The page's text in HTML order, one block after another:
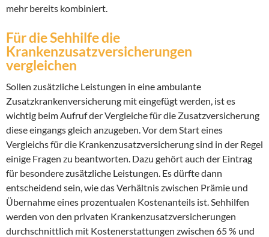
mehr bereits kombiniert.
Für die Sehhilfe die
Krankenzusatzversicherungen
vergleichen
Sollen zusätzliche Leistungen in eine ambulante
Zusatzkrankenversicherung mit eingefügt werden, ist es
wichtig beim Aufruf der Vergleiche für die Zusatzversicherung
diese eingangs gleich anzugeben. Vor dem Start eines
Vergleichs für die Krankenzusatzversicherung sind in der Regel
einige Fragen zu beantworten. Dazu gehört auch der Eintrag
für besondere zusätzliche Leistungen. Es dürfte dann
entscheidend sein, wie das Verhältnis zwischen Prämie und
Übernahme eines prozentualen Kostenanteils ist. Sehhilfen
werden von den privaten Krankenzusatzversicherungen
durchschnittlich mit Kostenerstattungen zwischen 65 % und